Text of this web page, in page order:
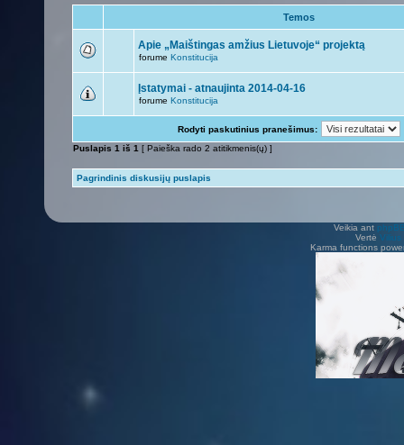
Temos
Apie „Maištingas amžius Lietuvoje“ projektą
forume Konstitucija
Įstatymai - atnaujinta 2014-04-16
forume Konstitucija
Rodyti paskutinius pranešimus:
Puslapis 1 iš 1 [ Paieška rado 2 atitikmenis(ų) ]
Pagrindinis diskusijų puslapis
Veikia ant
Vertė Vilius
Karma functions